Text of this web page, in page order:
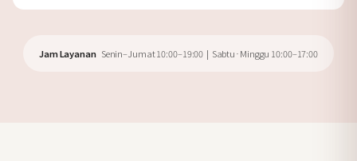
Jam Layanan Senin–Jumat 10:00–19:00 | Sabtu·Minggu 10:00–17:00